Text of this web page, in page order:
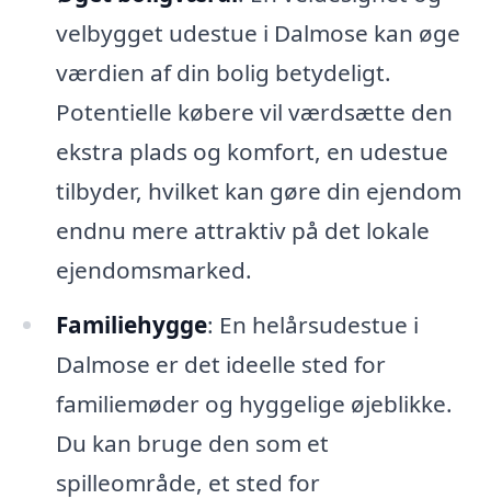
velbygget udestue i Dalmose kan øge
værdien af din bolig betydeligt.
Potentielle købere vil værdsætte den
ekstra plads og komfort, en udestue
tilbyder, hvilket kan gøre din ejendom
endnu mere attraktiv på det lokale
ejendomsmarked.
Familiehygge: En helårsudestue i
Dalmose er det ideelle sted for
familiemøder og hyggelige øjeblikke.
Du kan bruge den som et
spilleområde, et sted for